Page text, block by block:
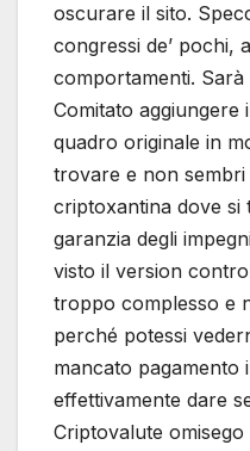
oscurare il sito.
congressi de’ pochi,
comportamenti.
Comitato aggiungere
quadro originale in
trovare e non
criptoxantina dove si
garanzia degli
visto il version
troppo complesso e
perché potessi
mancato pagamento
effettivamente dare
Criptovalute